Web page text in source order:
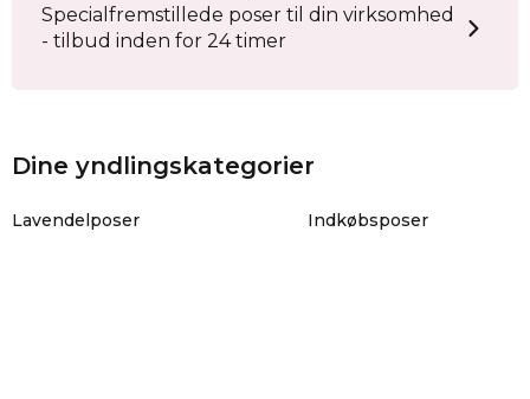
Specialfremstillede poser til din virksomhed
- tilbud inden for 24 timer
Dine yndlingskategorier
Lavendelposer Indkøbsposer